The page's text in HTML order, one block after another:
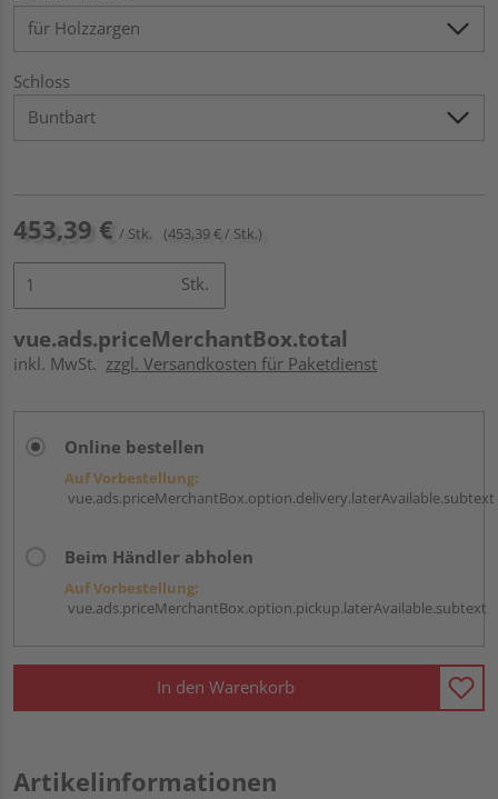
Schloss
453,39 € / Stk. (453,39 € / Stk.)
Stk.
vue.ads.priceMerchantBox.total
inkl. MwSt. zzgl. Versandkosten für Paketdienst
Online bestellen
Auf Vorbestellung:
vue.ads.priceMerchantBox.option.delivery.laterAvailable.subtext
Beim Händler abholen
Auf Vorbestellung:
vue.ads.priceMerchantBox.option.pickup.laterAvailable.subtext
In den Warenkorb
Artikelinformationen